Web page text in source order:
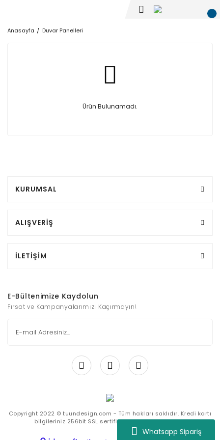
Whatsapp Sipariş
Anasayfa Duvar Panelleri
Ürün Bulunamadı.
KURUMSAL
ALIŞVERİŞ
İLETİŞİM
E-Bültenimize Kaydolun
Fırsat ve Kampanyalarımızı Kaçırmayın!
Copyright 2022 © tuundesign.com - Tüm hakları saklıdır. Kredi kartı
bilgileriniz 256bit SSL sertifikası ile korunmaktadır.